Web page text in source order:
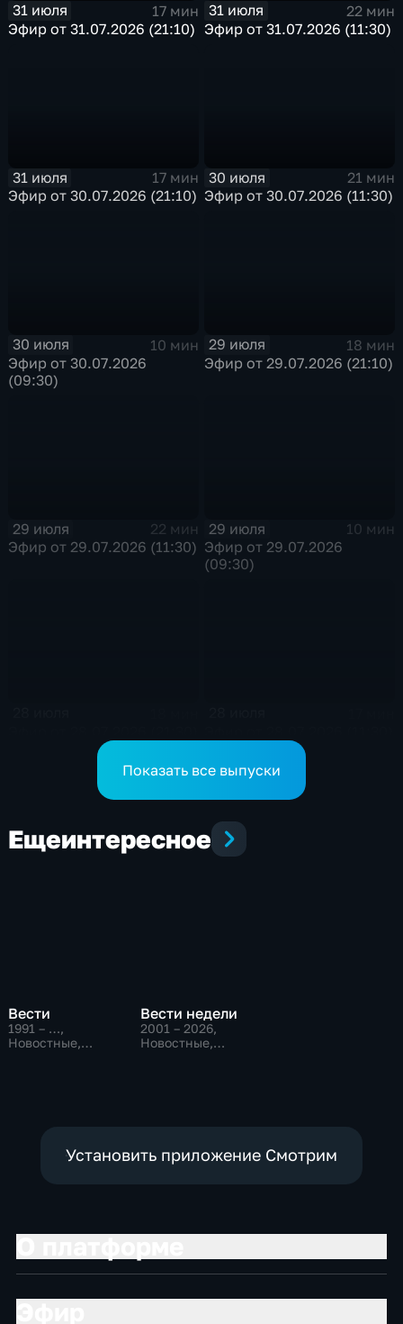
31 июля
17 мин
Эфир от 31.07.2026 (21:10)
31 июля
22 мин
Эфир от 31.07.2026 (11:30)
31 июля
17 мин
Эфир от 30.07.2026 (21:10)
30 июля
21 мин
Эфир от 30.07.2026 (11:30)
30 июля
10 мин
Эфир от 30.07.2026
(09:30)
29 июля
18 мин
Эфир от 29.07.2026 (21:10)
29 июля
22 мин
Эфир от 29.07.2026 (11:30)
29 июля
10 мин
Эфир от 29.07.2026
(09:30)
Показать все выпуски
Ещеинтересное
Вести
1991 – …,
Новостные,
Вести недели
2001 – 2026,
Новостные,
Установить приложение Смотрим